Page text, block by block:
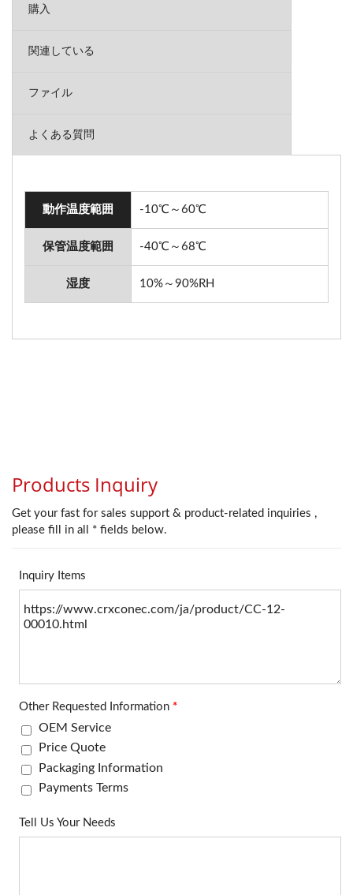
購入
関連している
ファイル
よくある質問
動作温度範囲 -10℃～60℃
保管温度範囲 -40℃～68℃
湿度 10%～90%RH